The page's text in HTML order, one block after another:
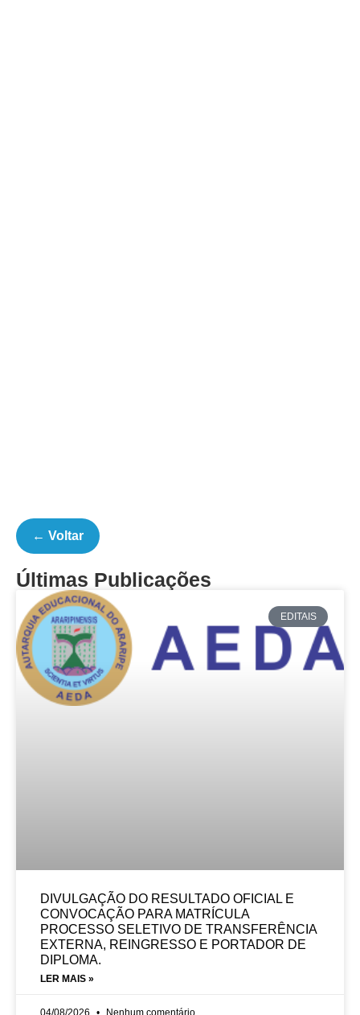
← Voltar
Últimas Publicações
EDITAIS
DIVULGAÇÃO DO RESULTADO OFICIAL E
CONVOCAÇÃO PARA MATRÍCULA
PROCESSO SELETIVO DE TRANSFERÊNCIA
EXTERNA, REINGRESSO E PORTADOR DE
DIPLOMA.
LER MAIS »
04/08/2026 Nenhum comentário